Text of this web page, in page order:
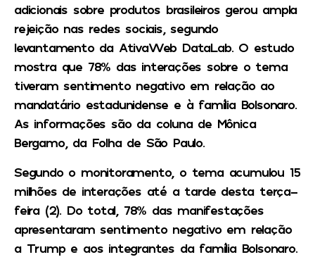
adicionais sobre produtos brasileiros gerou ampla
rejeição nas redes sociais, segundo
levantamento da AtivaWeb DataLab. O estudo
mostra que 78% das interações sobre o tema
tiveram sentimento negativo em relação ao
mandatário estadunidense e à família Bolsonaro.
As informações são da coluna de Mônica
Bergamo, da Folha de São Paulo.
Segundo o monitoramento, o tema acumulou 15
milhões de interações até a tarde desta terça-
feira (2). Do total, 78% das manifestações
apresentaram sentimento negativo em relação
a Trump e aos integrantes da família Bolsonaro.